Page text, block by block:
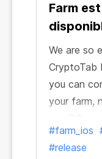
Farm
We are so
CryptoTab
you can
your farm,
your
install
#farm_ios
#release